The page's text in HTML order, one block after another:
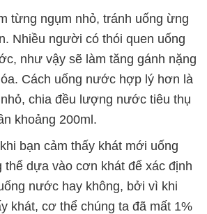
từng ngụm nhỏ, tránh uống ừng
Nhiều người có thói quen uống
như vậy sẽ làm tăng gánh nặng
Cách uống nước hợp lý hơn là
chia đều lượng nước tiêu thụ
khoảng 200ml.
bạn cảm thấy khát mới uống
thể dựa vào cơn khát để xác định
nước hay không, bởi vì khi
khát, cơ thể chúng ta đã mất 1%